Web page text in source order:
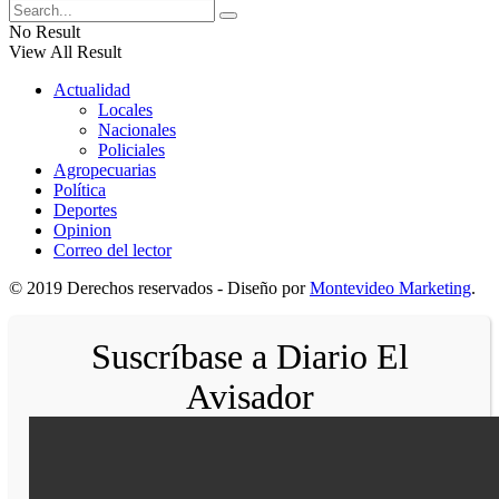
No Result
View All Result
Actualidad
Locales
Nacionales
Policiales
Agropecuarias
Política
Deportes
Opinion
Correo del lector
© 2019 Derechos reservados - Diseño porMontevideo Marketing.
Suscríbase a Diario El
Avisador